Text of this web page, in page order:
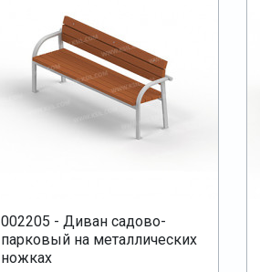
002205 - Диван садово-
парковый на металлических
ножках